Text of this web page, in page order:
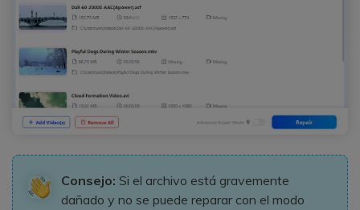
Consejo: Si el archivo está gravemente
dañado y no se puede reparar con el modo